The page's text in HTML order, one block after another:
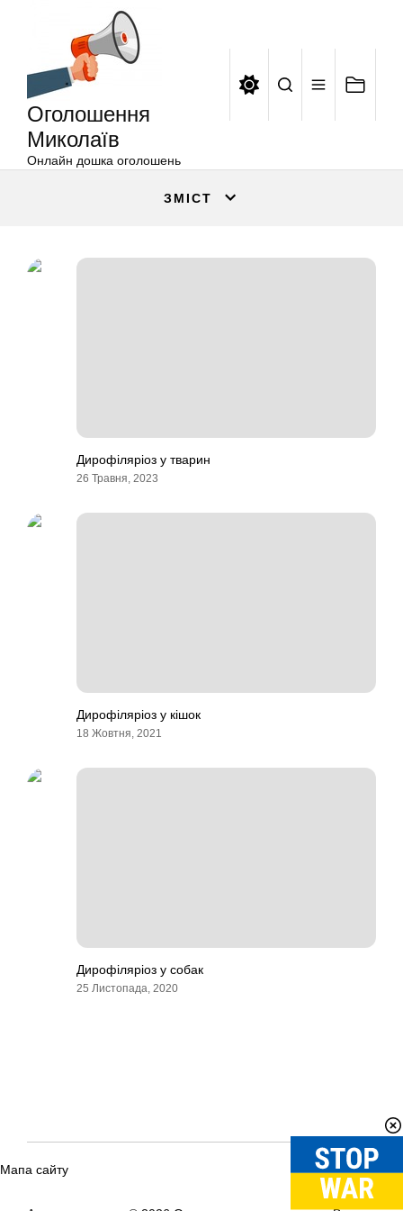
Оголошення
Миколаїв
Онлайн дошка оголошень
ЗМІСТ
Дирофіляріоз у тварин
26 Травня, 2023
Дирофіляріоз у кішок
18 Жовтня, 2021
Дирофіляріоз у собак
25 Листопада, 2020
Мапа сайту